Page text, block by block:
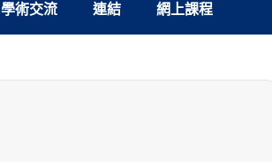
學術交流 連結 網上課程